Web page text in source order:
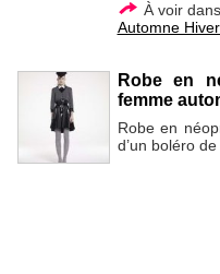
À voir
Automne
Robe en
femme
Robe en
d’un boléro de